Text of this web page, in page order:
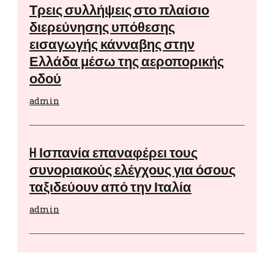
Τρεις συλλήψεις στο πλαίσιο
διερεύνησης υπόθεσης
εισαγωγής κάνναβης στην
Ελλάδα μέσω της αεροπορικής
οδού
admin
H Ισπανία επαναφέρει τους
συνοριακούς ελέγχους για όσους
ταξιδεύουν από την Ιταλία
admin